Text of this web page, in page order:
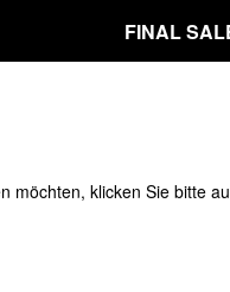
FINAL
möchten, klicken Sie bitte